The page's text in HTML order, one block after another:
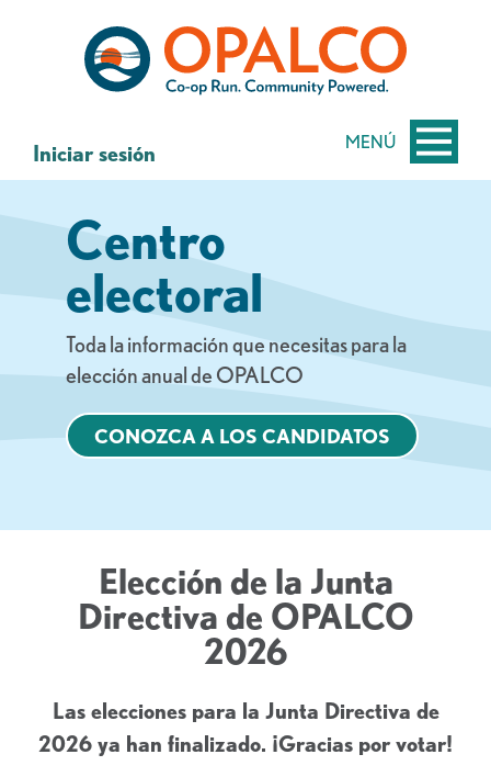
contenido
MENÚ
Iniciar sesión
Centro
electoral
Toda la información que necesitas para la
elección anual de OPALCO
CONOZCA A LOS CANDIDATOS
Elección de la Junta
Directiva de OPALCO
2026
Las elecciones para la Junta Directiva de
2026 ya han finalizado. ¡Gracias por votar!